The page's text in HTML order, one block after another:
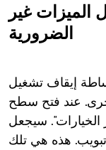
الميزات غير
الضرورية
إيقاف تشغيل
عند فتح سطح
الخيارات". سيجعل
هذه هي تلك